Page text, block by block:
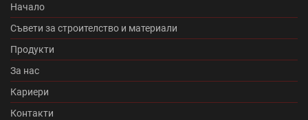
Македо (12) цигли цена (11)
Микроцименти Isomat (14) Промоция Леко (0)
Протектор плюс (14)
Начало
Съвети за строителство и материали
Продукти
За нас
Кариери
Контакти